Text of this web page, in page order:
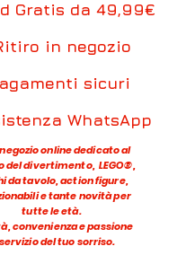
Gratis da 49,99€
in negozio
sicuri
WhatsApp
online dedicato al
del divertimento, LEGO®,
da tavolo, action figure,
e tante novità per
tutte le età.
convenienza e passione
del tuo sorriso.